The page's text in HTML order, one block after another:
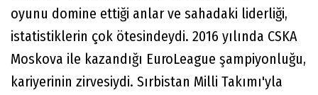
oyunu domine ettiği anlar ve sahadaki liderliği,
istatistiklerin çok ötesindeydi. 2016 yılında CSKA
Moskova ile kazandığı EuroLeague şampiyonluğu,
kariyerinin zirvesiydi. Sırbistan Milli Takımı'yla